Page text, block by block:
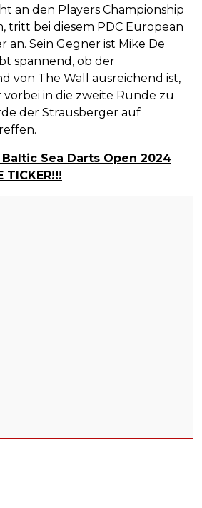
an den Players Championship
tritt bei diesem PDC European
an. Sein Gegner ist Mike De
spannend, ob der
von The Wall ausreichend ist,
in die zweite Runde zu
der Strausberger auf
Sea Darts Open 2024